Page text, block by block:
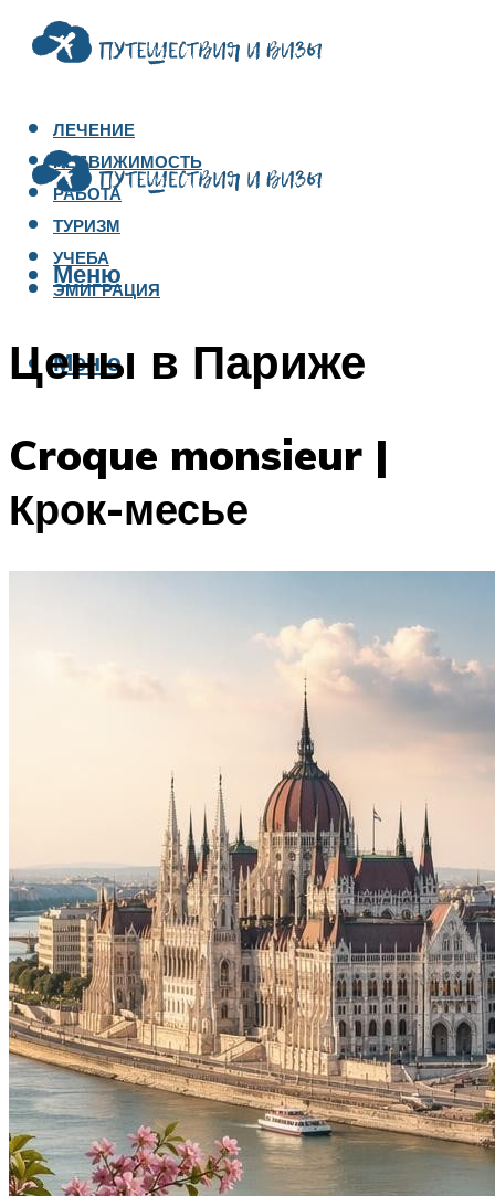
ЛЕЧЕНИЕ
НЕДВИЖИМОСТЬ
РАБОТА
ТУРИЗМ
УЧЕБА
ЭМИГРАЦИЯ
Меню
Меню
Цены в Париже
Croque monsieur |
Крок-месье